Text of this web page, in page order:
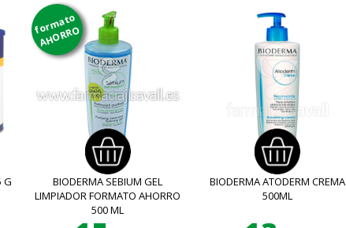
G
formato
AHORRO
BIODERMA SEBIUM GEL
LIMPIADOR FORMATO AHORRO
500 ML
BIODERMA ATODERM CREMA
500ML